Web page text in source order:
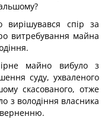
спір за
витребування майна
майно вибуло з
суду, ухваленого
скасованого, отже
з володіння власника